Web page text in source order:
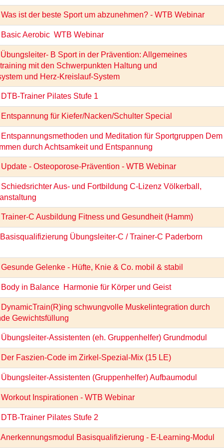
ist der beste Sport um abzunehmen? - WTB Webinar
Aerobic  WTB Webinar
B Sport in der Prävention: Allgemeines
mit den Schwerpunkten Haltung und
und Herz-Kreislauf-System
Trainer Pilates Stufe 1
für Kiefer/Nacken/Schulter Special
und Meditation für Sportgruppen Dem
durch Achtsamkeit und Entspannung
- Osteoporose-Prävention - WTB Webinar
Aus- und Fortbildung C-Lizenz Völkerball,
C Ausbildung Fitness und Gesundheit (Hamm)
Übungsleiter-C / Trainer-C Paderborn
Gelenke - Hüfte, Knie & Co. mobil & stabil
in Balance  Harmonie für Körper und Geist
DynamicTrain(R)ing schwungvolle Muskelintegration durch
Gewichtsfüllung
Assistenten (eh. Gruppenhelfer) Grundmodul
Der Faszien-Code im Zirkel-Spezial-Mix (15 LE)
Assistenten (Gruppenhelfer) Aufbaumodul
Inspirationen - WTB Webinar
Trainer Pilates Stufe 2
Basisqualifizierung - E-Learning-Modul